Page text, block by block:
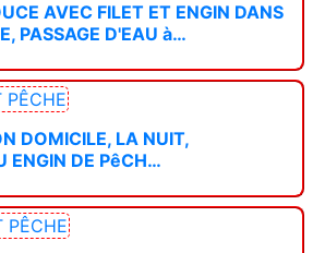
AVEC FILET ET ENGIN DANS
PASSAGE D'EAU à…
PÊCHE
DOMICILE, LA NUIT,
ENGIN DE PêCH…
PÊCHE